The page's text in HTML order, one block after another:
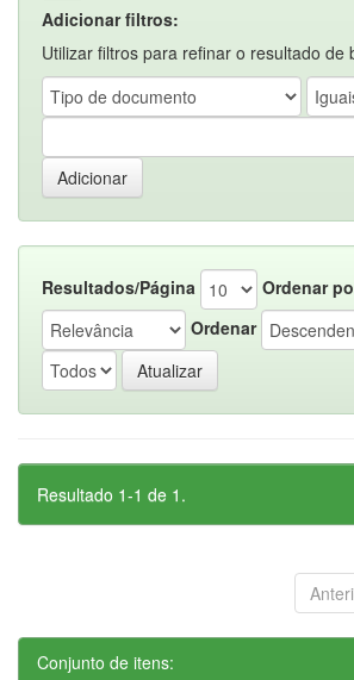
Adicionar filtros:
Utilizar filtros para refinar o resultado de
Resultados/Página
Ordenar
Ordenar
Resultado 1-1 de 1.
Conjunto de itens: